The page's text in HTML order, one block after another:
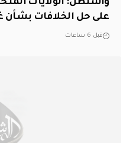
واشنطن: الولايات
على حل الخلافات بشأن
قبل 6 ساعات